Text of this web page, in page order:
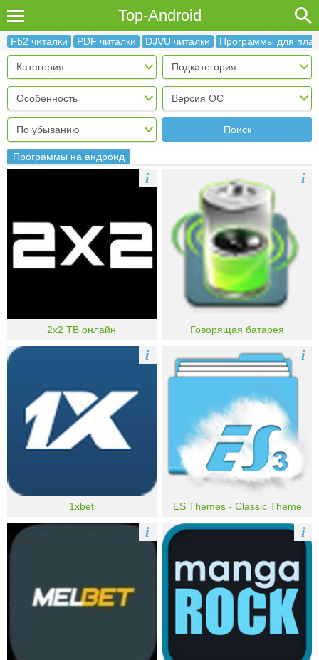
Top-Android
Fb2 читалки PDF читалки DJVU читалки Программы для
Поиск
Программы на андроид
2х2 ТВ онлайн
i
Говорящая батарея
i
1xbet
i
ES Themes - Classic Theme
i
i i